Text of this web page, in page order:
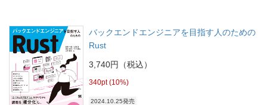
バックエンドエンジニアを目指す人のための
Rust
3,740円（税込）
340pt (10%)
2024.10.25発売